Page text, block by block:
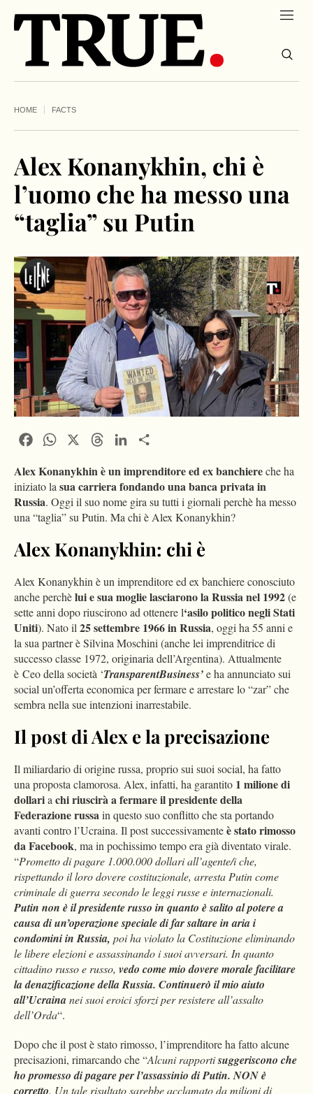
HOME FACTS
Alex Konanykhin, chi è
l’uomo che ha messo una
“taglia” su Putin
FacebookWhatsApp ThreadsLinkedIn
Alex Konanykhin è un imprenditore ed ex banchiereche ha
iniziato lasua carriera fondando una banca privata in
Russia. Oggi il suo nome gira su tutti i giornali perchè ha messo
una “taglia” su Putin. Ma chi è Alex Konanykhin?
Alex Konanykhin: chi è
Alex Konanykhin è un imprenditore ed ex banchiere conosciuto
anche perchèlui e sua moglie lasciarono la Russia nel 1992(e
sette anni dopo riuscirono ad ottenere l‘asilo politico negli Stati
Uniti). Nato il25 settembre 1966 in Russia, oggi ha 55 anni e
la sua partner è Silvina Moschini (anche lei imprenditrice di
successo classe 1972, originaria dell’Argentina). Attualmente
è Ceo della società ‘TransparentBusiness’e ha annunciato sui
social un’offerta economica per fermare e arrestare lo “zar” che
sembra nella sue intenzioni inarrestabile.
Il post di Alex e la precisazione
Il miliardario di origine russa, proprio sui suoi social, ha fatto
una proposta clamorosa. Alex, infatti, ha garantito 1 milione di
dollariachi riuscirà a fermare il presidente della
Federazione russain questo suo conflitto che sta portando
avanti contro l’Ucraina. Il post successivamenteè stato rimosso
da Facebook, ma in pochissimo tempo era già diventato virale.
“Prometto di pagare 1.000.000 dollari all’agente/i che,
rispettando il loro dovere costituzionale, arresta Putin come
criminale di guerra secondo le leggi russe e internazionali.
Putin non è il presidente russo in quanto è salito al potere a
causa di un’operazione speciale di far saltare in aria i
condomini in Russia, poi ha violato la Costituzione eliminando
le libere elezioni e assassinando i suoi avversari. In quanto
cittadino russo e russo, vedo come mio dovere morale facilitare
la denazificazione della Russia. Continuerò il mio aiuto
all’Ucrainanei suoi eroici sforzi per resistere all’assalto
dell’Orda“.
Dopo che il post è stato rimosso, l’imprenditore ha fatto alcune
precisazioni, rimarcando che “Alcuni rapportisuggeriscono che
ho promesso di pagare per l’assassinio di Putin. NON è
corretto. Un tale risultato sarebbe acclamato da milioni di